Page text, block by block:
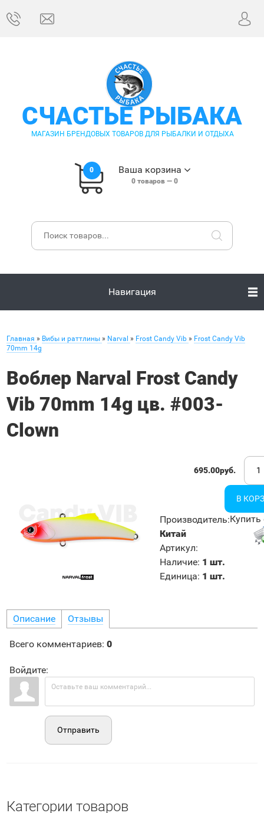
СЧАСТЬЕ РЫБАКА
МАГАЗИН БРЕНДОВЫХ ТОВАРОВ ДЛЯ РЫБАЛКИ И ОТДЫХА
0 Ваша корзина
0товаров — 0
Навигация
Главная » Вибы и раттлины » Narval » Frost Candy Vib » Frost Candy Vib
70mm 14g
Воблер Narval Frost Candy
Vib 70mm 14g цв. #003-
Clown
695.00руб.
Производитель:
Китай
Артикул:
Наличие: 1 шт.
Единица: 1 шт.
Купить
Описание Отзывы
Всего комментариев: 0
Войдите:
Отправить
Категории товаров